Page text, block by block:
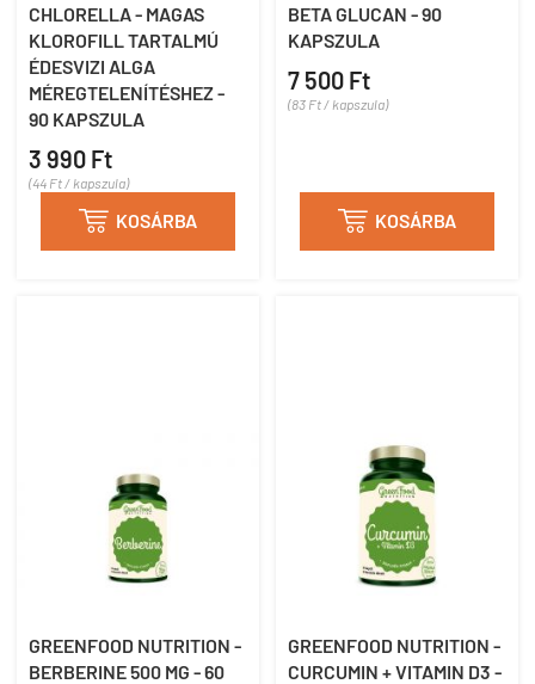
CHLORELLA - MAGAS
KLOROFILL TARTALMÚ
ÉDESVIZI ALGA
MÉREGTELENÍTÉSHEZ -
90 KAPSZULA
3 990 Ft
(44 Ft / kapszula)
 KOSÁRBA
BETA GLUCAN - 90
KAPSZULA
7 500 Ft
(83 Ft / kapszula)
 KOSÁRBA
GREENFOOD NUTRITION -
BERBERINE 500 MG - 60
GREENFOOD NUTRITION -
CURCUMIN + VITAMIN D3 -